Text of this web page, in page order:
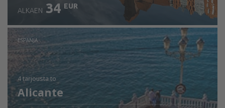
ALKAEN 34 EUR
ESPANJA
4 tarjousta to
Alicante